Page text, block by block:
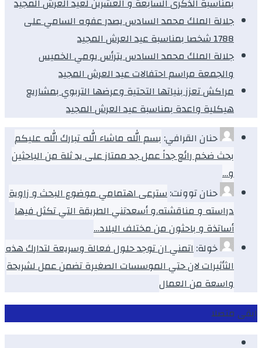
جلالة الملك محمد السادس يصدر عفوه السامي على
1788 شخصا بمناسبة عيد العرش المجيد
جلالة الملك محمد السادس يترأس يومي الخميس
والجمعة مراسم احتفالات عيد العرش المجيد
مراكش تعزز بنياتها التحتية وعرضها التربوي بمشاريع
هيكلية واعدة بمناسبة عيد العرش المجيد
حنان القرافي: بسم الله ماشاء الله تبارك الله عليكم
بحث ضخم رائع جداً عمل جد ممتاز على يد ثلة من الباحثين
و…
حنان توونت:سترعى اهتمامي موضوع البحث و زاوية
دراسته و مناقشته.و أسعدتني الطريقة التي تكثل فيها
أساتذة و باحثون من مختلف البلاد…
خولة:اتمني ان توجد حلول فعالة وسريعة لتدارك هذه
الثأثيرات لان حتي الموسسات الصغيرة تضمن عمل لشريحة
واسعة من العمال
ابقى متصلا